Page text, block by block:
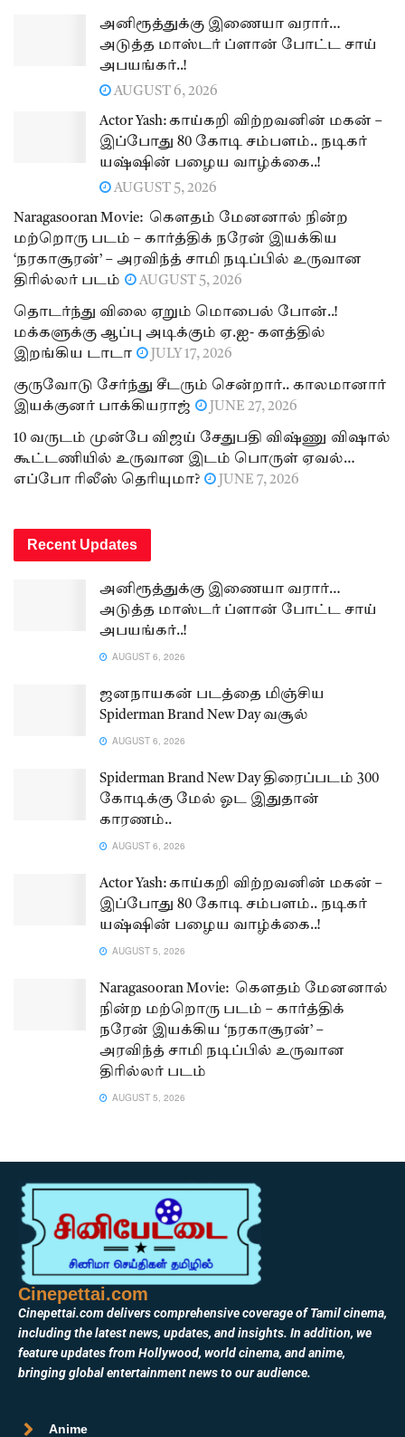
அனிரூத்துக்கு இணையா வரார்…
அடுத்த மாஸ்டர் ப்ளான் போட்ட சாய்
அபயங்கர்..!
AUGUST 6, 2026
Actor Yash: காய்கறி விற்றவனின் மகன் –
இப்போது 80 கோடி சம்பளம்.. நடிகர்
யஷ்ஷின் பழைய வாழ்க்கை..!
AUGUST 5, 2026
Naragasooran Movie: கௌதம் மேனனால் நின்ற
மற்றொரு படம் – கார்த்திக் நரேன் இயக்கிய
‘நரகாசூரன்’ – அரவிந்த் சாமி நடிப்பில் உருவான
திரில்லர் படம்
AUGUST 5, 2026
தொடர்ந்து விலை ஏறும் மொபைல் போன்..!
மக்களுக்கு ஆப்பு அடிக்கும் ஏ.ஐ- களத்தில்
இறங்கிய டாடா
JULY 17, 2026
குருவோடு சேர்ந்து சீடரும் சென்றார்.. காலமானார்
இயக்குனர் பாக்கியராஜ்
JUNE 27, 2026
10 வருடம் முன்பே விஜய் சேதுபதி விஷ்ணு விஷால்
கூட்டணியில் உருவான இடம் பொருள் ஏவல்…
எப்போ ரிலீஸ் தெரியுமா?
JUNE 7, 2026
Recent Updates
அனிரூத்துக்கு இணையா வரார்…
அடுத்த மாஸ்டர் ப்ளான் போட்ட சாய்
அபயங்கர்..!
AUGUST 6, 2026
ஜனநாயகன் படத்தை மிஞ்சிய
Spiderman Brand New Day வசூல்
AUGUST 6, 2026
Spiderman Brand New Day திரைப்படம் 300
கோடிக்கு மேல் ஓட இதுதான்
காரணம்..
AUGUST 6, 2026
Actor Yash: காய்கறி விற்றவனின் மகன் –
இப்போது 80 கோடி சம்பளம்.. நடிகர்
யஷ்ஷின் பழைய வாழ்க்கை..!
AUGUST 5, 2026
Naragasooran Movie: கௌதம் மேனனால்
நின்ற மற்றொரு படம் – கார்த்திக்
நரேன் இயக்கிய ‘நரகாசூரன்’ –
அரவிந்த் சாமி நடிப்பில் உருவான
திரில்லர் படம்
AUGUST 5, 2026
Cinepettai.com
Cinepettai.com delivers comprehensive coverage of Tamil cinema,
including the latest news, updates, and insights. In addition, we
feature updates from Hollywood, world cinema, and anime,
bringing global entertainment news to our audience.
Anime